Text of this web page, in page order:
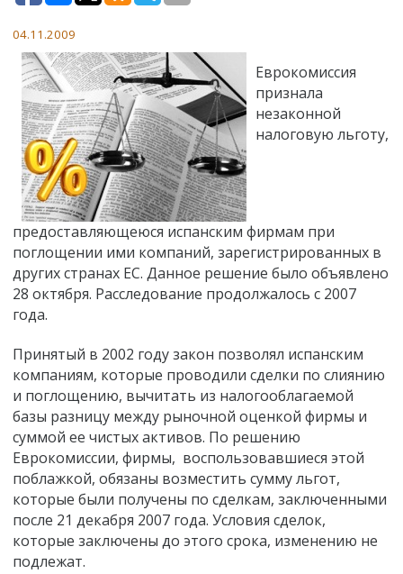
04.11.2009
Еврокомиссия
признала
незаконной
налоговую льготу,
предоставляющеюся испанским фирмам при
поглощении ими компаний, зарегистрированных в
других странах ЕС. Данное решение было объявлено
28 октября. Расследование продолжалось с 2007
года.
Принятый в 2002 году закон позволял испанским
компаниям, которые проводили сделки по слиянию
и поглощению, вычитать из налогооблагаемой
базы разницу между рыночной оценкой фирмы и
суммой ее чистых активов. По решению
Еврокомиссии, фирмы, воспользовавшиеся этой
поблажкой, обязаны возместить сумму льгот,
которые были получены по сделкам, заключенными
после 21 декабря 2007 года. Условия сделок,
которые заключены до этого срока, изменению не
подлежат.